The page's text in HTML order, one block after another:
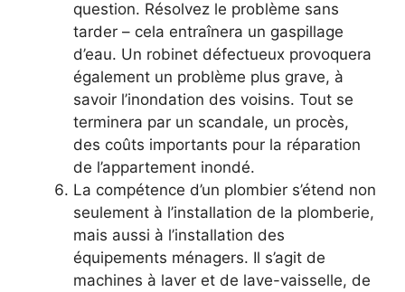
question. Résolvez le problème sans
tarder – cela entraînera un gaspillage
d’eau. Un robinet défectueux provoquera
également un problème plus grave, à
savoir l’inondation des voisins. Tout se
terminera par un scandale, un procès,
des coûts importants pour la réparation
de l’appartement inondé.
La compétence d’un plombier s’étend non
seulement à l’installation de la plomberie,
mais aussi à l’installation des
équipements ménagers. Il s’agit de
machines à laver et de lave-vaisselle, de